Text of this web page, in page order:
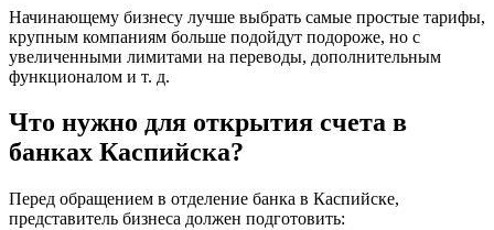
Начинающему бизнесу лучше выбрать самые простые тарифы,
крупным компаниям больше подойдут подороже, но с
увеличенными лимитами на переводы, дополнительным
функционалом и т. д.
Что нужно для открытия счета в
банках Каспийска?
Перед обращением в отделение банка в Каспийске,
представитель бизнеса должен подготовить: